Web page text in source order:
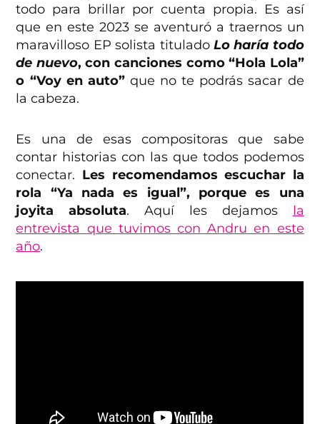
todo para brillar por cuenta propia. Es así
que en este 2023 se aventuró a traernos un
maravilloso EP solista titulado Lo haría todo
de nuevo, con canciones como “Hola Lola”
o “Voy en auto” que no te podrás sacar de
la cabeza.
Es una de esas compositoras que sabe
contar historias con las que todos podemos
conectar. Les recomendamos escuchar la
rola “Ya nada es igual”, porque es una
joyita absoluta. Aquí les dejamos la
entrevista que tuvimos con Andru en este
año.